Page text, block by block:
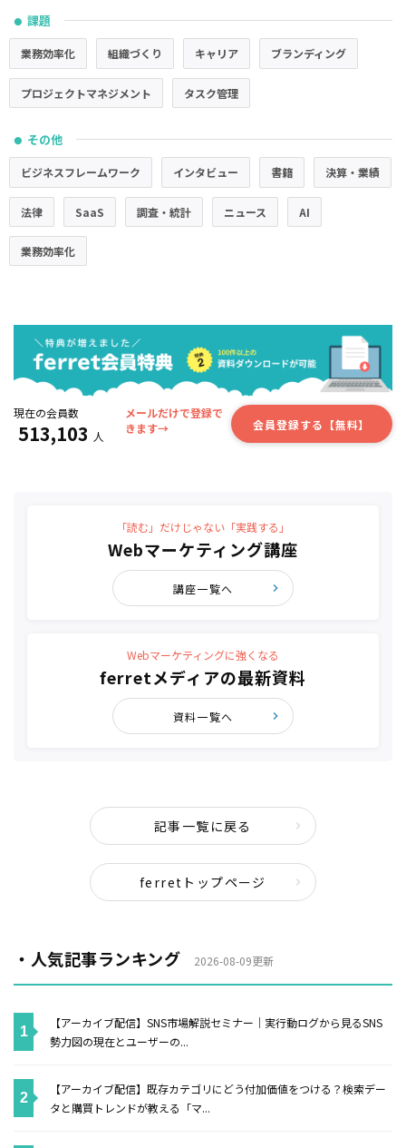
● 課題
業務効率化 組織づくり キャリア ブランディング
プロジェクトマネジメント タスク管理
● その他
ビジネスフレームワーク インタビュー 書籍 決算・業績
法律 SaaS 調査・統計 ニュース AI
業務効率化
現在の会員数
513,103 人
メールだけで登録で
きます→
会員登録する【無料】
「読む」だけじゃない「実践する」
Webマーケティング講座
講座一覧へ
Webマーケティングに強くなる
ferretメディアの最新資料
資料一覧へ
記事一覧に戻る
ferretトップページ
・人気記事ランキング 2026-08-09更新
【アーカイブ配信】SNS市場解説セミナー｜実行動ログから見るSNS
勢力図の現在とユーザーの...
【アーカイブ配信】既存カテゴリにどう付加価値をつける？検索デー
タと購買トレンドが教える「マ...